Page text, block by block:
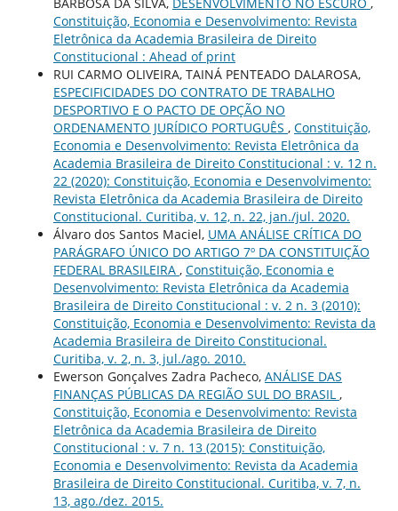
Constituição, Economia e Desenvolvimento: Revista
Eletrônica da Academia Brasileira de Direito
Constitucional : Ahead of print
RUI CARMO OLIVEIRA, TAINÁ PENTEADO DALAROSA,
ESPECIFICIDADES DO CONTRATO DE TRABALHO
DESPORTIVO E O PACTO DE OPÇÃO NO
ORDENAMENTO JURÍDICO PORTUGUÊS , Constituição,
Economia e Desenvolvimento: Revista Eletrônica da
Academia Brasileira de Direito Constitucional : v. 12 n.
22 (2020): Constituição, Economia e Desenvolvimento:
Revista Eletrônica da Academia Brasileira de Direito
Constitucional. Curitiba, v. 12, n. 22, jan./jul. 2020.
Álvaro dos Santos Maciel, UMA ANÁLISE CRÍTICA DO
PARÁGRAFO ÚNICO DO ARTIGO 7º DA CONSTITUIÇÃO
FEDERAL BRASILEIRA , Constituição, Economia e
Desenvolvimento: Revista Eletrônica da Academia
Brasileira de Direito Constitucional : v. 2 n. 3 (2010):
Constituição, Economia e Desenvolvimento: Revista da
Academia Brasileira de Direito Constitucional.
Curitiba, v. 2, n. 3, jul./ago. 2010.
Ewerson Gonçalves Zadra Pacheco, ANÁLISE DAS
FINANÇAS PÚBLICAS DA REGIÃO SUL DO BRASIL ,
Constituição, Economia e Desenvolvimento: Revista
Eletrônica da Academia Brasileira de Direito
Constitucional : v. 7 n. 13 (2015): Constituição,
Economia e Desenvolvimento: Revista da Academia
Brasileira de Direito Constitucional. Curitiba, v. 7, n.
13, ago./dez. 2015.